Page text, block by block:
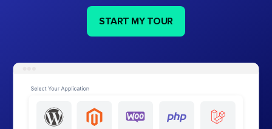
START MY TOUR